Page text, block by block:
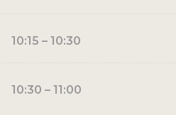
10:15 – 10:30
10:30 – 11:00